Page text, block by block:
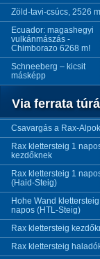
Zöld-tavi-csúcs, 2526 m
Ecuador: magashegyi
vulkánmászás -
Chimborazo 6268 m!
Schneeberg – kicsit
másképp
Via ferrata
Csavargás a Rax-
Rax klettersteig 1
kezdőknek
Rax klettersteig 1
(Haid-Steig)
Hohe Wand
napos (HTL-Steig)
Rax klettersteig
Rax klettersteig